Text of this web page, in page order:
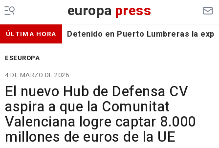
europa press
ÚLTIMA HORA Detenido en Puerto Lumbreras la
ESEUROPA
4 DE MARZO DE 2026
El nuevo Hub de Defensa CV
aspira a que la Comunitat
Valenciana logre captar 8.000
millones de euros de la UE